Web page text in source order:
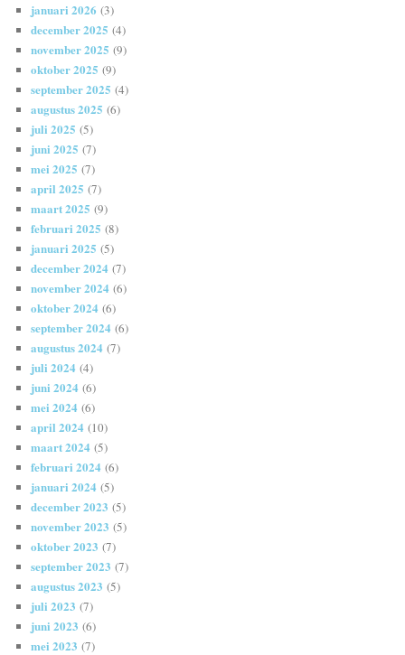
januari 2026 (3)
december 2025 (4)
november 2025 (9)
oktober 2025 (9)
september 2025 (4)
augustus 2025 (6)
juli 2025 (5)
juni 2025 (7)
mei 2025 (7)
april 2025 (7)
maart 2025 (9)
februari 2025 (8)
januari 2025 (5)
december 2024 (7)
november 2024 (6)
oktober 2024 (6)
september 2024 (6)
augustus 2024 (7)
juli 2024 (4)
juni 2024 (6)
mei 2024 (6)
april 2024 (10)
maart 2024 (5)
februari 2024 (6)
januari 2024 (5)
december 2023 (5)
november 2023 (5)
oktober 2023 (7)
september 2023 (7)
augustus 2023 (5)
juli 2023 (7)
juni 2023 (6)
mei 2023 (7)